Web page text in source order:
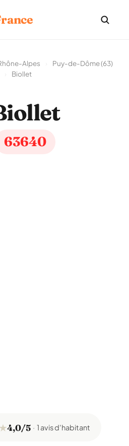
Alpes
Puy-de-Dôme (63)
Biollet
63640
★4,0/5 1 avis d'habitant